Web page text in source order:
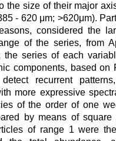
the size of their major
- 620 μm; >620μm).
considered the
of the series, from
the series of each
components, based on
recurrent
more expressive
of the order of one
by means of square
of range 1 were